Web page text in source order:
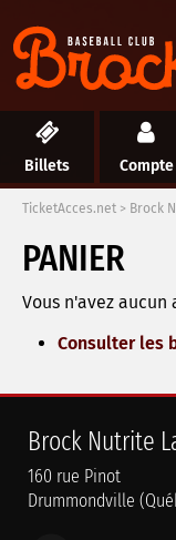
Billets Compte
TicketAcces.net > Brock
PANIER
Vous n'avez
Consulter les
Brock Nutrite
160 rue Pinot
Drummondville